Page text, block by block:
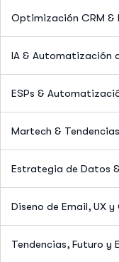
Optimización CRM &
IA & Automatización
ESPs &
Martech &
Estrategia de Datos
Diseno de Email, UX y
Tendencias, Futuro y